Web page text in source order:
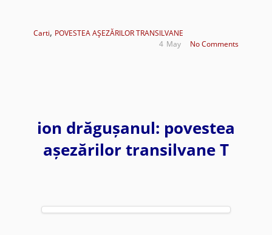
Carti, POVESTEA AŞEZĂRILOR TRANSILVANE
No Comments
May
4
ion drăgușanul: povestea
așezărilor transilvane T